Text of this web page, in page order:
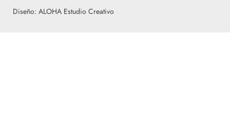
Diseño: ALOHA Estudio Creativo